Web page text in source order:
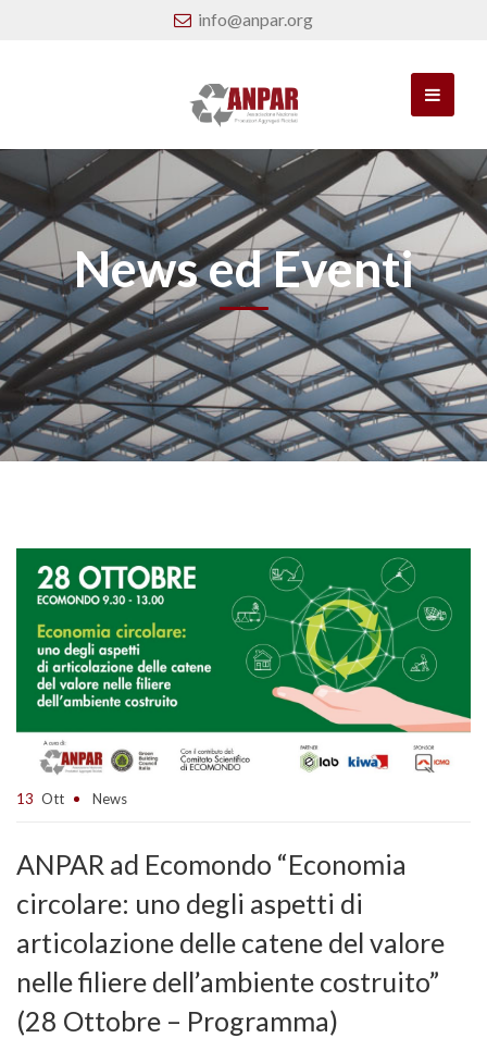
info@anpar.org
News ed Eventi
13 Ott News
ANPAR ad Ecomondo “Economia
circolare: uno degli aspetti di
articolazione delle catene del valore
nelle filiere dell’ambiente costruito”
(28 Ottobre – Programma)